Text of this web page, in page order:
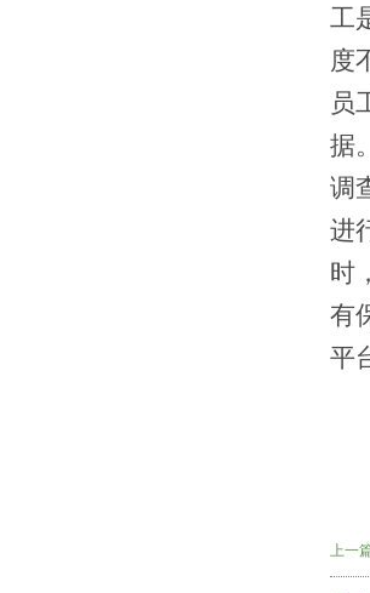
工
度
员
据
调
进
时
有
平
上一